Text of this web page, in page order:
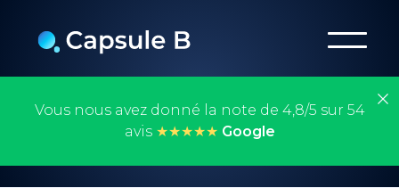
Vous nous avez donné la note de 4,8/5 sur 54
avis ★★★★★ Google